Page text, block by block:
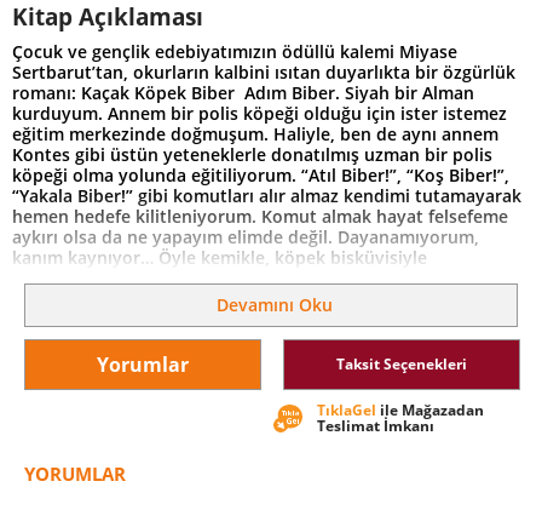
Kitap Açıklaması
Çocuk ve gençlik edebiyatımızın ödüllü kalemi Miyase
Sertbarut’tan, okurların kalbini ısıtan duyarlıkta bir özgürlük
romanı: Kaçak Köpek Biber Adım Biber. Siyah bir Alman
kurduyum. Annem bir polis köpeği olduğu için ister istemez
eğitim merkezinde doğmuşum. Haliyle, ben de aynı annem
Kontes gibi üstün yeteneklerle donatılmış uzman bir polis
köpeği olma yolunda eğitiliyorum. “Atıl Biber!”, “Koş Biber!”,
“Yakala Biber!” gibi komutları alır almaz kendimi tutamayarak
hemen hedefe kilitleniyorum. Komut almak hayat felsefeme
aykırı olsa da ne yapayım elimde değil. Dayanamıyorum,
kanım kaynıyor… Öyle kemikle, köpek bisküvisiyle
kandırılacak göz yok bende. Eğitmenlerim oldukça akıllı
olduğumu söylüyorlar. Eh, haksız da sayılmazlar hani…
Benden isteneni başarmakta kimse patilerime su dökemez.
Ama annemin yolundan gitmeye de hiç mi hiç niyetim yok!
Nasıl mı? Evet, yanlış anlamadınız; ben annem ve diğer
arkadaşlarım gibi bir polis köpeği olmak istemiyorum. Peki o
zaman neden mi halen eğitim merkezindeyim? O konuyu
açıklaması biraz zaman alacak. İyisi mi siz beni şimdilik hiç
havladığım söylenemez. Heyecandan ölüyorum, çünkü özgür
olmama çok az kaldı!.. Mezuniyetine bir hafta kala, köpek
Devamını Oku
Yorumlar Taksit Seçenekleri
TıklaGel ile Mağazadan
Teslimat İmkanı
YORUMLAR